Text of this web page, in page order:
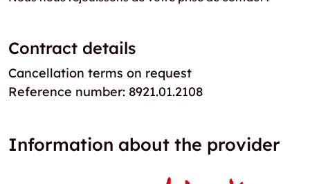
Contract details
Cancellation terms on request
Reference number: 8921.01.2108
Information about the provider